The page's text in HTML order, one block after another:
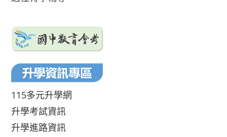
115多元升學網
升學考試資訊
升學進路資訊